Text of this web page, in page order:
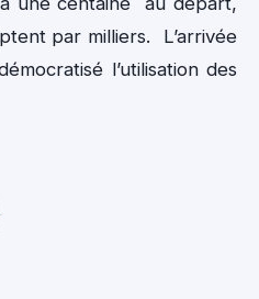
par milliers. L’arrivée
l’utilisation des